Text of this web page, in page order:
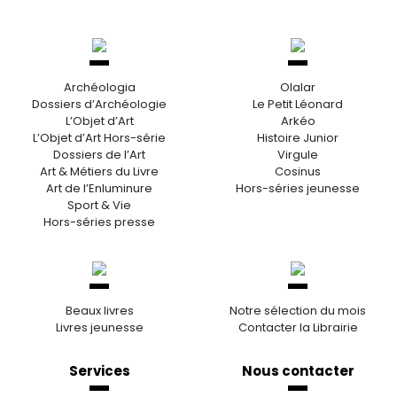
Archéologia
Dossiers d’Archéologie
L’Objet d’Art
L’Objet d’Art Hors-série
Dossiers de l’Art
Art & Métiers du Livre
Art de l’Enluminure
Sport & Vie
Hors-séries presse
Olalar
Le Petit Léonard
Arkéo
Histoire Junior
Virgule
Cosinus
Hors-séries jeunesse
Beaux livres
Livres jeunesse
Notre sélection du mois
Contacter la Librairie
Services Nous contacter